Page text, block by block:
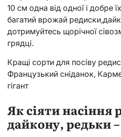
10 см одна від одної і добре
багатий врожай
дотримуйтесь щорічної
грядці.
Кращі сорти для посіву
Французький сніданок,
гігант
Як сіяти насіння
дайкону, редьки